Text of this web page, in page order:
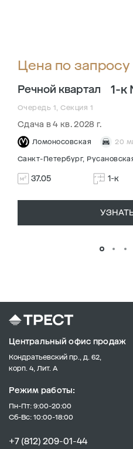
Цена по запросу
Речной квартал 1-к
Очередь 1, Секция 1
Сдача в 4 кв. 2028 г.
Ломоносовская 20
Санкт-Петербург,
37.05 1-к
Центральный офис продаж
Кондратьевский пр., д. 62,
корп. 4, Лит. А
Режим работы:
Пн-Пт: 9:00-20:00
Сб-Вс: 10:00-18:00
+7 (812) 209-01-44